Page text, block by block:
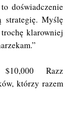
doświadczenie
strategię. Myślę
klarowniej
Razz
którzy razem